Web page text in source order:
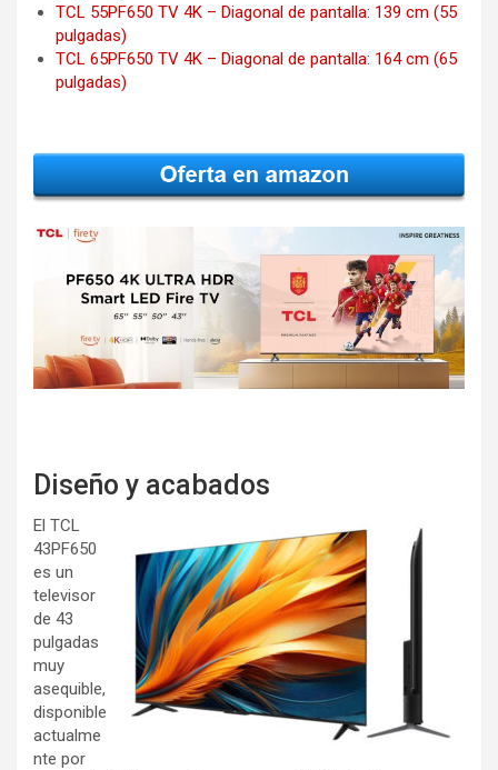
TCL 55PF650 TV 4K – Diagonal de pantalla: 139 cm (55
pulgadas)
TCL 65PF650 TV 4K – Diagonal de pantalla: 164 cm (65
pulgadas)
Diseño y acabados
El TCL
43PF650
es un
televisor
de 43
pulgadas
muy
asequible,
disponible
actualme
nte por